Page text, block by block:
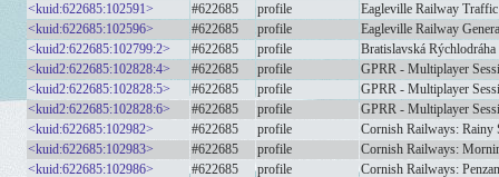
<kuid:622685:102591>
#622685 profile
Eagleville Railway
<kuid:622685:102596>
#622685 profile
Eagleville Railway
<kuid2:622685:102799:2>
#622685 profile
Bratislavská
<kuid2:622685:102828:4>
#622685 profile
GPRR - Multiplayer
<kuid2:622685:102828:5>
#622685 profile
GPRR - Multiplayer
<kuid2:622685:102828:6>
#622685 profile
GPRR - Multiplayer
<kuid:622685:102982>
#622685 profile
Cornish Railways: Rainy
<kuid:622685:102983>
#622685 profile
Cornish Railways:
<kuid:622685:102986>
#622685 profile
Cornish Railways: